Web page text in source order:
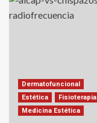
Dermatofuncional
Estética
Fisioterapia
Medicina Estética